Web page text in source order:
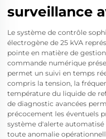
surveillance
Le système de contrôle
électrogène de 25 kVA
pointe en matière de
commande numérique
permet un suivi en temps
compris la tension, la
température du liquide de
de diagnostic avancées
précocement les éventuels
système d'alerte
toute anomalie